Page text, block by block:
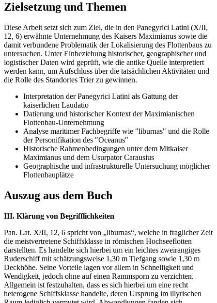
Zielsetzung und Themen
Diese Arbeit setzt sich zum Ziel, die in den Panegyrici Latini (X/II,
12, 6) erwähnte Unternehmung des Kaisers Maximianus sowie die
damit verbundene Problematik der Lokalisierung des Flottenbaus zu
untersuchen. Unter Einbeziehung historischer, geographischer und
logistischer Daten wird geprüft, wie die antike Quelle interpretiert
werden kann, um Aufschluss über die tatsächlichen Aktivitäten und
die Rolle des Standortes Trier zu gewinnen.
Interpretation der Panegyrici Latini als Gattung der
kaiserlichen Laudatio
Datierung und historischer Kontext der Maximianischen
Flottenbau-Unternehmung
Analyse maritimer Fachbegriffe wie "liburnas" und die Rolle
der Personifikation des "Oceanus"
Historische Rahmenbedingungen unter dem Mitkaiser
Maximianus und dem Usurpator Carausius
Geographische und infrastrukturelle Untersuchung möglicher
Flottenbauplätze
Auszug aus dem Buch
III. Klärung von Begrifflichkeiten
Pan. Lat. X/II, 12, 6 spricht von „liburnas“, welche in fraglicher Zeit
die meistvertretene Schiffsklasse in römischen Hochseeflotten
darstellten. Es handelte sich hierbei um ein leichtes zweirangiges
Ruderschiff mit schätzungsweise 1,30 m Tiefgang sowie 1,30 m
Deckhöhe. Seine Vorteile lagen vor allem in Schnelligkeit und
Wendigkeit, jedoch ohne auf einen Rammsporn zu verzichten.
Allgemein ist festzuhalten, dass es sich hierbei um eine recht
heterogene Schiffsklasse handelte, deren Ursprung im illyrischen